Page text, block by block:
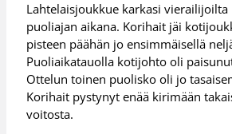
Lahtelaisjoukkue karkasi
puoliajan aikana. Korihait jäi
pisteen päähän jo ensimmäisellä
Puoliaikatauolla kotijohto oli
Ottelun toinen puolisko oli jo
Korihait pystynyt enää kirimään
voitosta.